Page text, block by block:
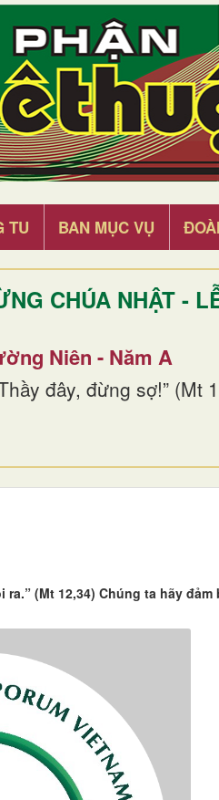
TU BAN MỤC VỤ
CHÚA NHẬT -
Niên - Năm A
đây, đừng sợ!” (Mt
(Mt 12,34) Chúng ta hãy